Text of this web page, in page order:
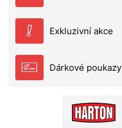
Exkluzivní akce
Dárkové poukazy